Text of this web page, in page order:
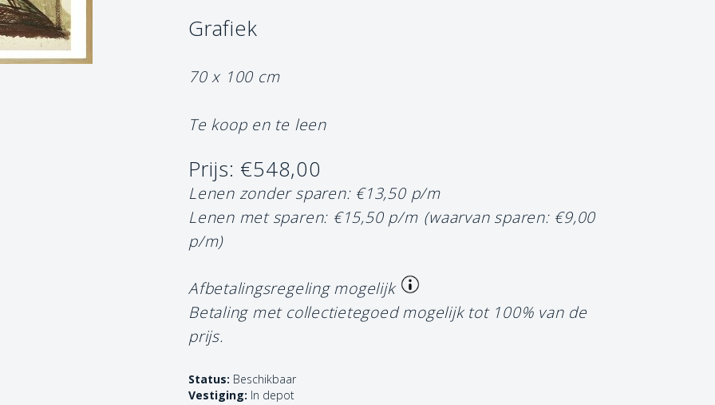
Grafiek
70 x 100 cm
Te koop en te leen
Prijs: €548,00
Lenen zonder sparen: €13,50 p/m
Lenen met sparen: €15,50 p/m (waarvan sparen: €9,00
p/m)
Afbetalingsregeling mogelijk
Betaling met collectietegoed mogelijk tot 100% van de
prijs.
Status: Beschikbaar
Vestiging: In depot